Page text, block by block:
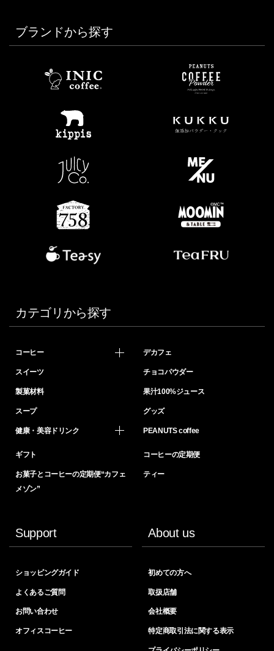
ブランドから探す
カテゴリから探す
コーヒー デカフェ
スイーツ チョコパウダー
製菓材料 果汁100%ジュース
スープ グッズ
健康・美容ドリンク PEANUTS coffee
ギフト コーヒーの定期便
お菓子とコーヒーの定期便“カフェ
メゾン”
ティー
Support
ショッピングガイド
よくあるご質問
お問い合わせ
オフィスコーヒー
About us
初めての方へ
取扱店舗
会社概要
特定商取引法に関する表示